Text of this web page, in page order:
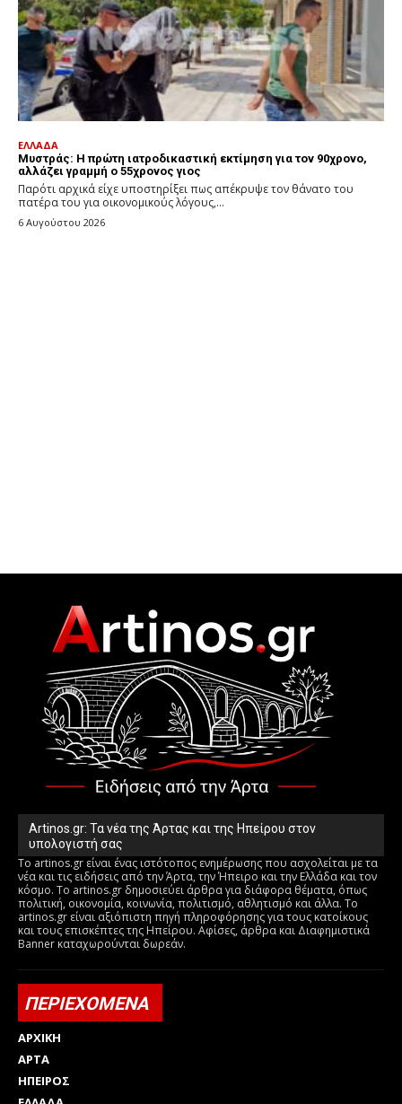
Artinos.gr: Τα νέα της Άρτας και της Ηπείρου στον
υπολογιστή σας
Το artinos.gr είναι ένας ιστότοπος ενημέρωσης που ασχολείται με τα
νέα και τις ειδήσεις από την Άρτα, την Ήπειρο και την Ελλάδα και τον
κόσμο. Το artinos.gr δημοσιεύει άρθρα για διάφορα θέματα, όπως
πολιτική, οικονομία, κοινωνία, πολιτισμό, αθλητισμό και άλλα. Το
artinos.gr είναι αξιόπιστη πηγή πληροφόρησης για τους κατοίκους
και τους επισκέπτες της Ηπείρου. Αφίσες, άρθρα και Διαφημιστικά
Banner καταχωρούνται δωρεάν.
ΠΕΡΙΕΧΟΜΕΝΑ
ΑΡΧΙΚΗ
ΑΡΤΑ
ΗΠΕΙΡΟΣ